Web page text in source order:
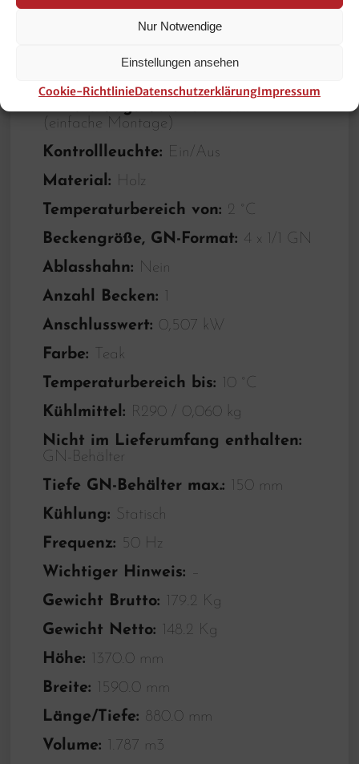
Nur Notwendige
Einstellungen ansehen
Cookie-RichtlinieDatenschutzerklärungImpressum
Hustenschutz:Ja
Eigenschaften:Arbeitsplatte aus
(einfache Montage)
Kontrollleuchte: Ein/Aus
Material:
Holz
Temperaturbereich von: 2 °C
Beckengröße, GN-Format: 4 x 1/1 GN
Ablasshahn: Nein
Anzahl Becken: 1
Anschlusswert: 0,507 kW
Farbe:
Teak
Temperaturbereich bis: 10 °C
Kühlmittel: R290 / 0,060 kg
Nicht im Lieferumfang enthalten:
GN-Behälter
Tiefe GN-Behälter max.: 150 mm
Kühlung: Statisch
Frequenz: 50 Hz
Wichtiger Hinweis: –
Gewicht Brutto: 179.2 Kg
Gewicht Netto: 148.2 Kg
Höhe: 1370.0 mm
Breite: 1590.0 mm
Länge/Tiefe: 880.0 mm
Volume: 1.787 m3